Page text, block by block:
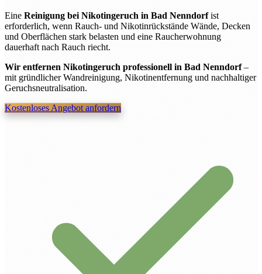
Eine Reinigung bei Nikotingeruch in Bad Nenndorfist
erforderlich, wenn Rauch- und Nikotinrückstände Wände, Decken
und Oberflächen stark belasten und eine Raucherwohnung
dauerhaft nach Rauch riecht.
Wir entfernen Nikotingeruch professionell in Bad Nenndorf–
mit gründlicher Wandreinigung, Nikotinentfernung und nachhaltiger
Geruchsneutralisation.
Kostenloses Angebot anfordern